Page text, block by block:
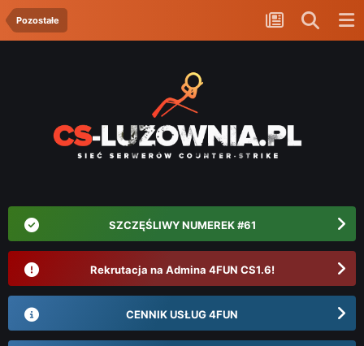
Pozostałe
SZCZĘŚLIWY NUMEREK #61
Rekrutacja na Admina 4FUN CS1.6!
CENNIK USŁUG 4FUN